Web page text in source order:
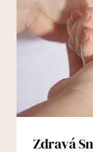
Zdravá